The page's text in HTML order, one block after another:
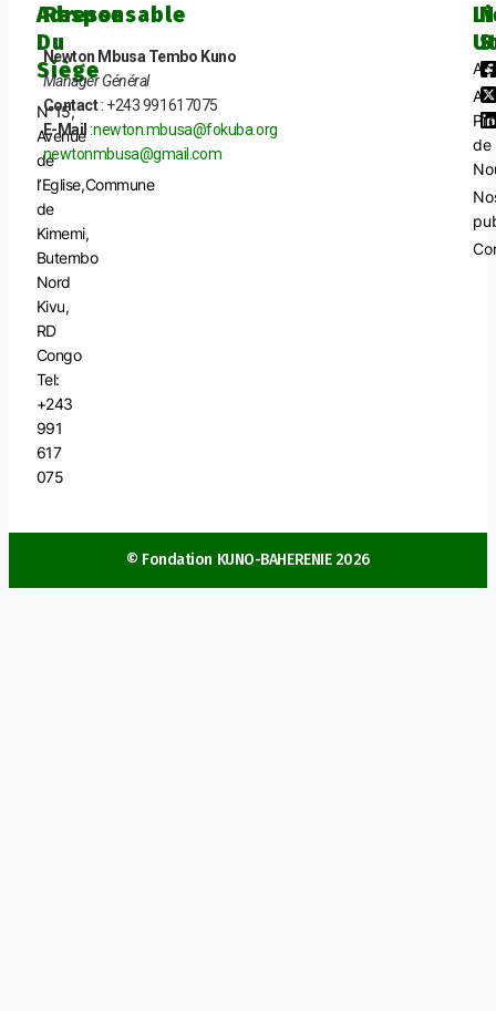
Adresse
Du
Siège
N°15,
Avenue
de
l’Eglise,Commune
de
Kimemi,
Butembo
Nord
Kivu,
RD
Congo
Tel:
+243
991
617
075
Responsable
Newton Mbusa Tembo Kuno
Manager Général
Contact: +243 991617075
E-Mail :newton.mbusa@fokuba.org
newtonmbusa@gmail.com
A
de
© Fondation KUNO-BAHERENIE 2026